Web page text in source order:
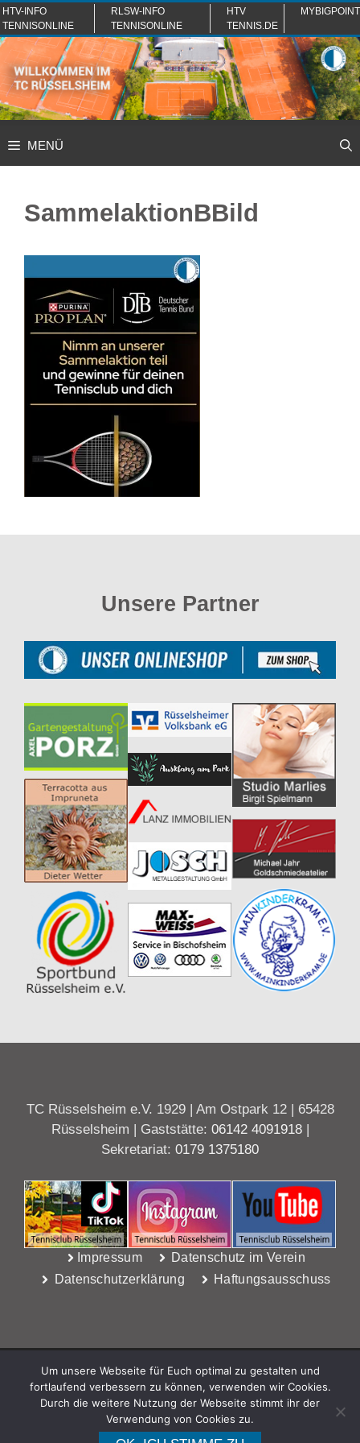
Zum
Inhalt
springen
HTV-INFO
TENNISONLINE
RLSW-INFO
TENNISONLINE
HTV
TENNIS.DE
MYBIGPOINT
MENÜ
SammelaktionBBild
Unsere Partner
TC Rüsselsheim e.V. 1929 | Am Ostpark 12 | 65428
Rüsselsheim | Gaststätte: 06142 4091918|
Sekretariat: 0179 1375180
Impressum
Datenschutz im Verein
Datenschutzerklärung
Haftungsausschuss
WebDesign Riedel, Rüsselsheim
Um unsere Webseite für Euch optimal zu gestalten und
fortlaufend verbessern zu können, verwenden wir Cookies.
Durch die weitere Nutzung der Webseite stimmt ihr der
Verwendung von Cookies zu.